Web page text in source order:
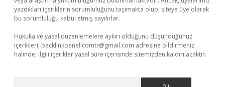
yazdıkları içeriklerin sorumluluğunu taşımakta olup, siteye üye olarak
bu sorumluluğu kabul etmiş sayılırlar.
Hukuka ve yasal düzenlemelere aykırı olduğunu düşündüğünüz
içerikleri, backlinkpanelicomtr@gmail.com adresine bildirmeniz
halinde, ilgili içerikler yasal süre içerisinde sitemizden kaldırılacaktır.